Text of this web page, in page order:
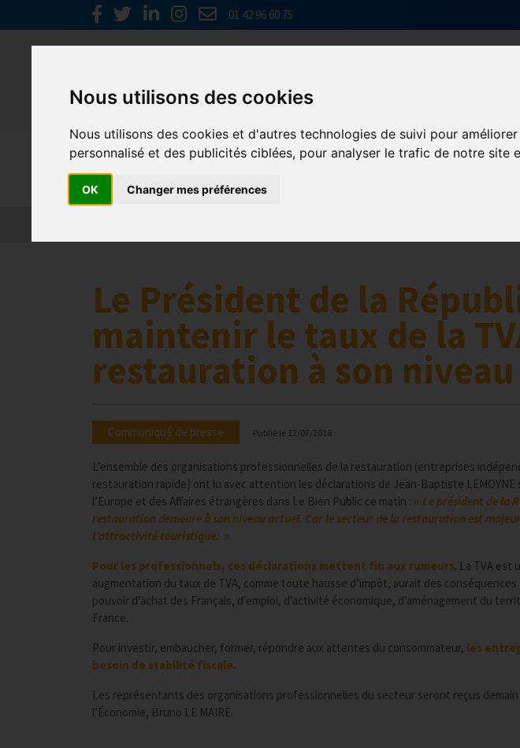
Nous utilisons des cookies
Nous utilisons des cookies et d'autres technologies de suivi pour
personnalisé et des publicités ciblées, pour analyser le trafic de notre site
OK Changer mes préférences
01 42 96 60 75
Presse
Le Président de la
maintenir le taux de la
restauration à son
Communiqué de presse Publié le 12/07/2018
L’ensemble des organisations professionnelles de la restauration (entreprises
restauration rapide) ont lu avec attention les déclarations de Jean-Baptiste
l’Europe et des Affaires étrangères dans Le Bien Public ce matin : « Le président de la
restauration demeure à son niveau actuel. Car le secteur de la restauration est
l’attractivité touristique. »
Pour les professionnels, ces déclarations mettent fin aux rumeurs. La TVA est
augmentation du taux de TVA, comme toute hausse d’impôt, aurait des
pouvoir d’achat des Français, d’emploi, d’activité économique, d’aménagement du
France.
Pour investir, embaucher, former, répondre aux attentes du consommateur, les
besoin de stabilité fiscale.
Les représentants des organisations professionnelles du secteur seront reçus
l’Économie, Bruno LE MAIRE.